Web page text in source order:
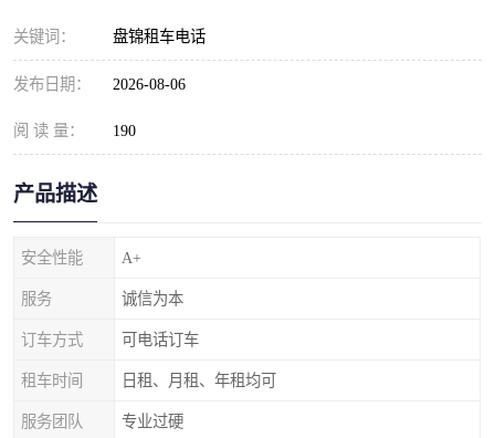
关键词： 盘锦租车电话
发布日期： 2026-08-06
阅 读 量： 190
产品描述
安全性能 A+
服务 诚信为本
订车方式 可电话订车
租车时间 日租、月租、年租均可
服务团队 专业过硬